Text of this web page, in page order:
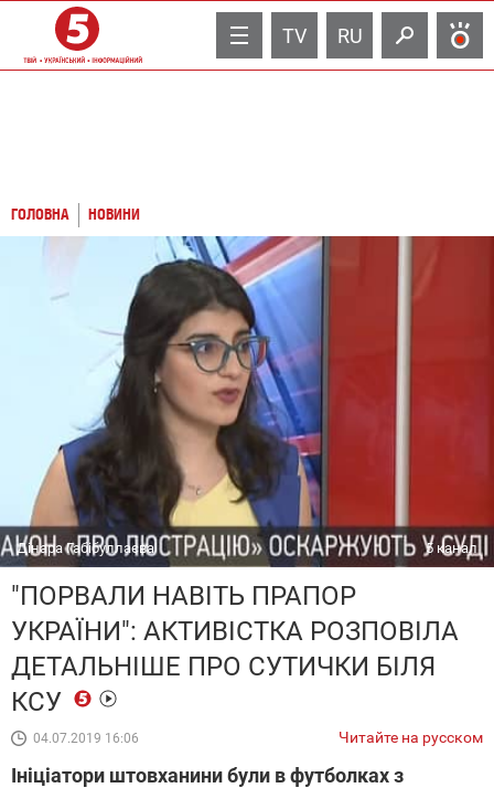
TV RU
ГОЛОВНА НОВИНИ
Дінара Габібуллаєва 5 канал
"ПОРВАЛИ НАВІТЬ ПРАПОР
УКРАЇНИ": АКТИВІСТКА РОЗПОВІЛА
ДЕТАЛЬНІШЕ ПРО СУТИЧКИ БІЛЯ
КСУ
04.07.2019 16:06 Читайте на русском
Ініціатори штовханини були в футболках з